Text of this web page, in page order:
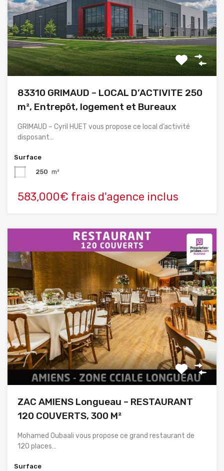
83310 GRIMAUD – LOCAL D’ACTIVITE 250
m², Entrepôt, logement et Bureaux
GRIMAUD – Cyril HUET vous propose ce local d’activité
disposant…
Surface
250 m²
583,000€ frais d'agence inclus
ZAC AMIENS Longueau – RESTAURANT
120 COUVERTS, 300 M²
Mohamed Oubaali vous propose ce grand restaurant de
120 places…
Surface